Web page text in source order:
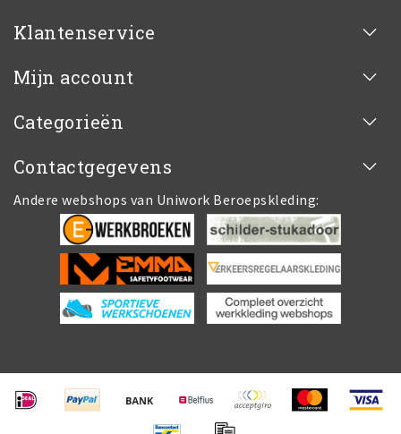
Klantenservice
Mijn account
Categorieën
Contactgegevens
Andere webshops van Uniwork Beroepskleding: